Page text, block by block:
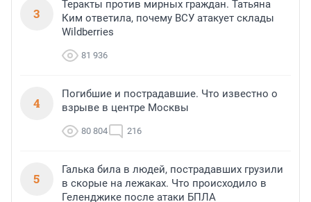
3
Теракты против мирных граждан. Татьяна
Ким ответила, почему ВСУ атакует склады
Wildberries
81 936
4
Погибшие и пострадавшие. Что известно о
взрыве в центре Москвы
80 804 216
5
Галька била в людей, пострадавших грузили
в скорые на лежаках. Что происходило в
Геленджике после атаки БПЛА